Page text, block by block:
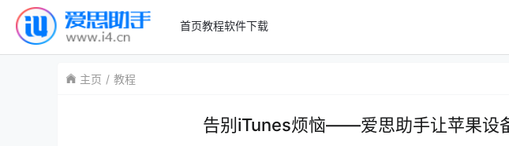
首页教程软件下载
主页 教程
告别iTunes烦恼——爱思助手让苹果设